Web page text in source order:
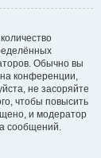
Обычно вы
конференции,
не засоряйте
чтобы повысить
и модератор
сообщений.